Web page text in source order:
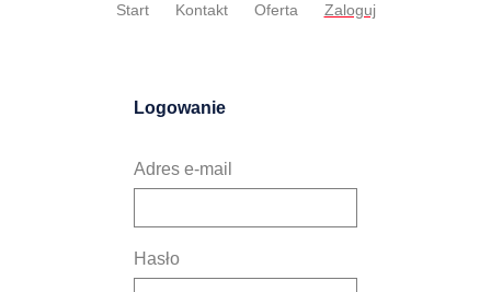
Start Kontakt Oferta Zaloguj
Logowanie
Adres e-mail
Hasło